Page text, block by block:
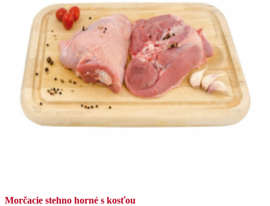
Morčacie stehno horné s kosťou